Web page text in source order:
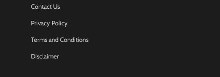
Contact Us
Privacy Policy
Terms and Conditions
Disclaimer